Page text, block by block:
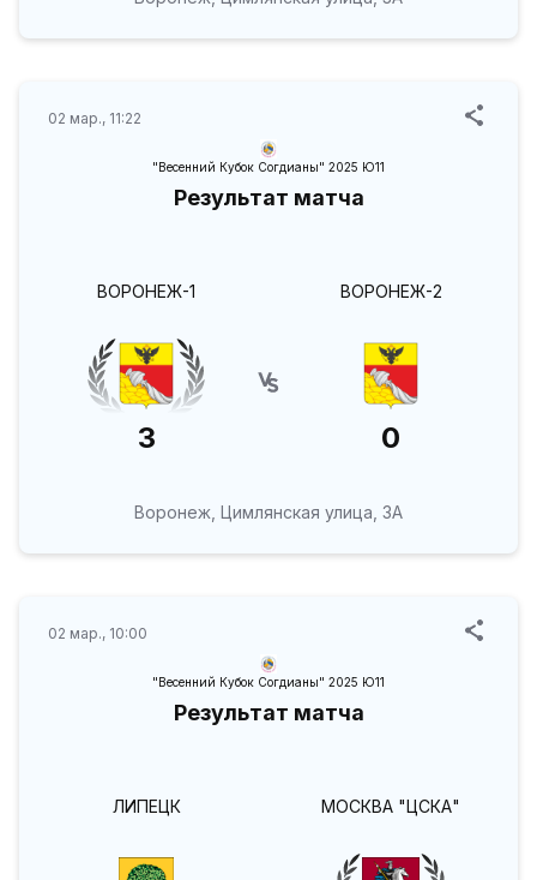
02 мар., 11:22
"Весенний Кубок Согдианы" 2025 Ю11
Результат матча
ВОРОНЕЖ-1
3
ВОРОНЕЖ-2
0
Воронеж, Цимлянская улица, 3А
02 мар., 10:00
"Весенний Кубок Согдианы" 2025 Ю11
Результат матча
ЛИПЕЦК МОСКВА "ЦСКА"